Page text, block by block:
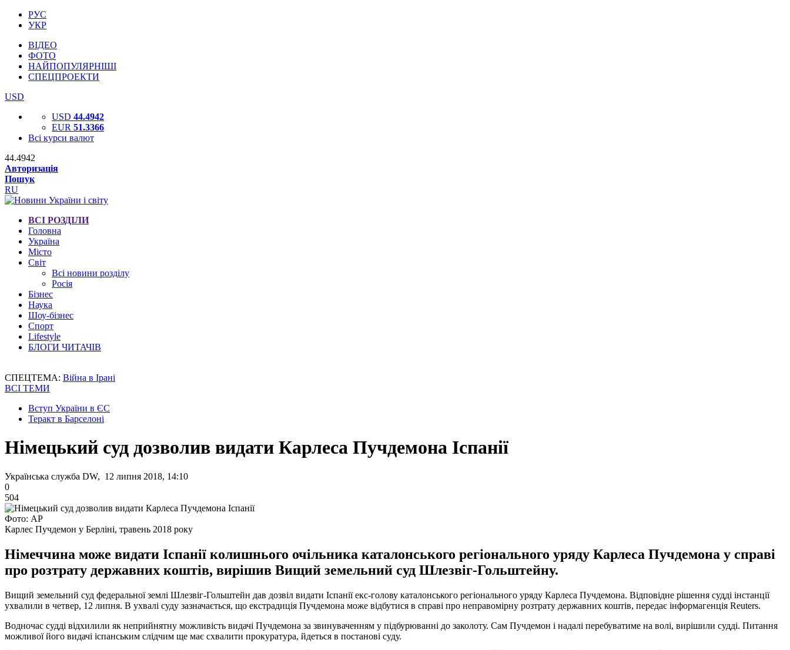
РУС
УКР
ВІДЕО
ФОТО
НАЙПОПУЛЯРНІШІ
СПЕЦПРОЕКТИ
USD
USD 44.4942
EUR 51.3366
Всі курси валют
44.4942
Авторизація
Пошук
RU
ВСІ РОЗДІЛИ
Головна
Україна
Місто
Світ
Всі новини розділу
Росія
Бізнес
Наука
Шоу-бізнес
Спорт
Lifestyle
БЛОГИ ЧИТАЧІВ
СПЕЦТЕМА: Війна в Ірані
ВСІ ТЕМИ
Вступ України в ЄС
Теракт в Барселоні
Німецький суд дозволив видати Карлеса Пучдемона Іспанії
Українська служба DW, 12 липня 2018, 14:10
0
504
Фото: АР
Карлес Пучдемон у Берліні, травень 2018 року
Німеччина може видати Іспанії колишнього очільника каталонського регіонального уряду Карлеса Пучдемона у справі
про розтрату державних коштів, вирішив Вищий земельний суд Шлезвіг-Гольштейну.
Вищий земельний суд федеральної землі Шлезвіг-Гольштейн дав дозвіл видати Іспанії екс-голову каталонського регіонального уряду Карлеса Пучдемона. Відповідне рішення судді інстанції
ухвалили в четвер, 12 липня. В ухвалі суду зазначається, що екстрадиція Пучдемона може відбутися в справі про неправомірну розтрату державних коштів, передає інформагенція Reuters.
Водночас судді відхилили як неприйнятну можливість видачі Пучдемона за звинуваченням у підбурюванні до заколоту. Сам Пучдемон і надалі перебуватиме на волі, вирішили судді. Питання
можливої його видачі іспанським слідчим ще має схвалити прокуратура, йдеться в постанові суду.